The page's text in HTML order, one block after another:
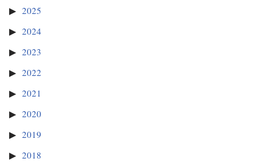
2025
2024
2023
2022
2021
2020
2019
2018